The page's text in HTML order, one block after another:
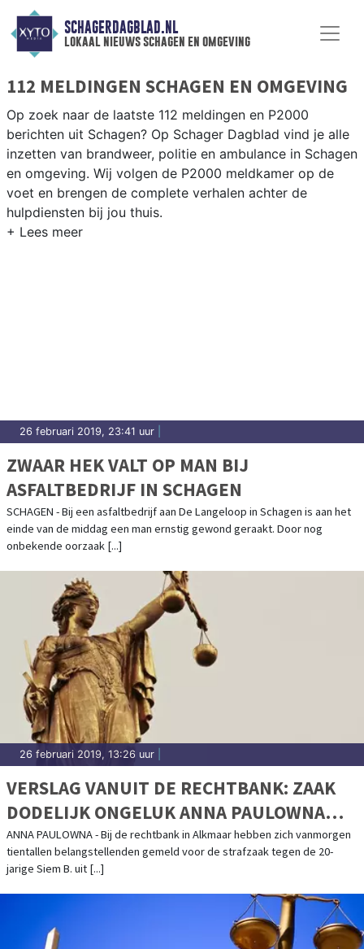
SCHAGERDAGBLAD.NL
lokaal nieuws schagen en omgeving
112 MELDINGEN SCHAGEN EN OMGEVING
Op zoek naar de laatste 112 meldingen en P2000
berichten uit Schagen? Op Schager Dagblad vind je alle
inzetten van brandweer, politie en ambulance in Schagen
en omgeving. Wij volgen de P2000 meldkamer op de
voet en brengen de complete verhalen achter de
hulpdiensten bij jou thuis.
26 februari 2019, 23:41 uur
ZWAAR HEK VALT OP MAN BIJ
ASFALTBEDRIJF IN SCHAGEN
SCHAGEN - Bij een asfaltbedrijf aan De Langeloop in Schagen is aan het
einde van de middag een man ernstig gewond geraakt. Door nog
onbekende oorzaak [...]
26 februari 2019, 13:26 uur
VERSLAG VANUIT DE RECHTBANK: ZAAK
DODELIJK ONGELUK ANNA PAULOWNA
STILGELEGD
ANNA PAULOWNA - Bij de rechtbank in Alkmaar hebben zich vanmorgen
tientallen belangstellenden gemeld voor de strafzaak tegen de 20-
jarige Siem B. uit [...]